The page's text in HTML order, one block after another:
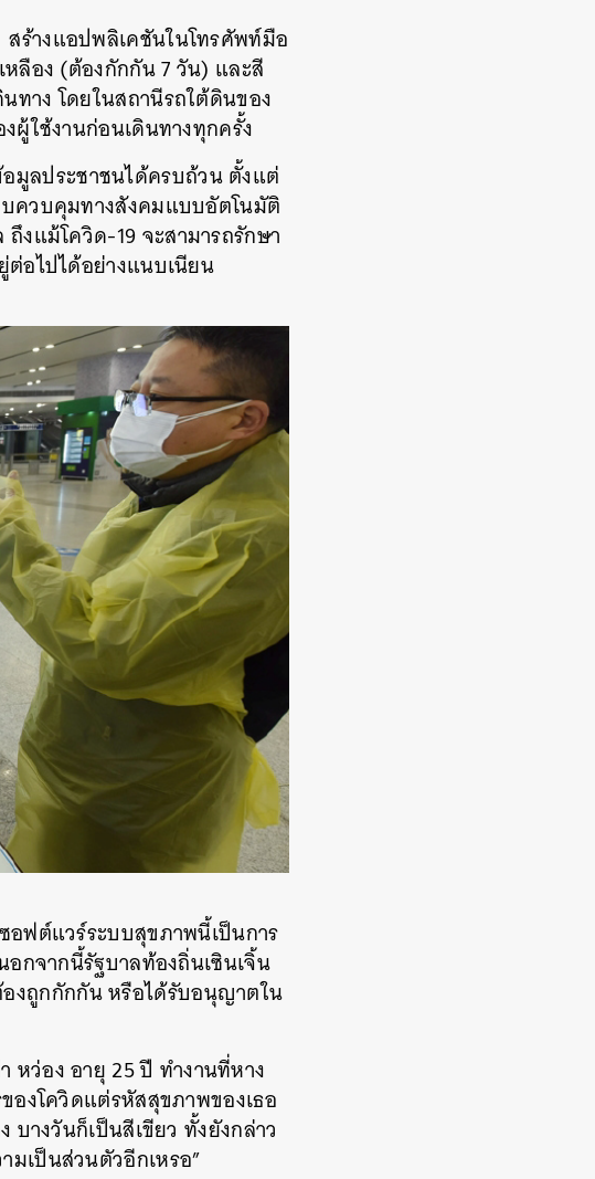
สร้างแอปพลิเคชันในโทรศัพท์มือ
หลือง (ต้องกักกัน7วัน) และสี
ทาง โดยในสถานีรถใต้ดินของ
ผู้ใช้งานก่อนเดินทางทุกครั้ง
มูลประชาชนได้ครบถ้วน ตั้งแต่
ควบคุมทางสังคมแบบอัตโนมัติ
ถึงแม้โควิด-19จะสามารถรักษา
อไปได้อย่างแนบเนียน
อฟต์แวร์ระบบสุขภาพนี้เป็นการ
กจากนี้รัฐบาลท้องถิ่นเซินเจิ้น
งถูกกักกัน หรือได้รับอนุญาตใน
หว่อง อายุ 25ปี ทำงานที่หาง
องโควิดแต่รหัสสุขภาพของเธอ
างวันก็เป็นสีเขียว ทั้งยังกล่าว
มเป็นส่วนตัวอีกเหรอ”